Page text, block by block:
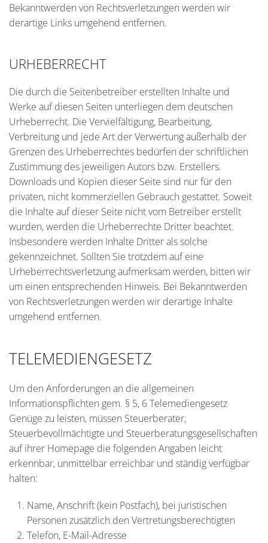
Bekanntwerden von Rechtsverletzungen werden wir
derartige Links umgehend entfernen.
URHEBERRECHT
Die durch die Seitenbetreiber erstellten Inhalte und
Werke auf diesen Seiten unterliegen dem deutschen
Urheberrecht. Die Vervielfältigung, Bearbeitung,
Verbreitung und jede Art der Verwertung außerhalb der
Grenzen des Urheberrechtes bedürfen der schriftlichen
Zustimmung des jeweiligen Autors bzw. Erstellers.
Downloads und Kopien dieser Seite sind nur für den
privaten, nicht kommerziellen Gebrauch gestattet. Soweit
die Inhalte auf dieser Seite nicht vom Betreiber erstellt
wurden, werden die Urheberrechte Dritter beachtet.
Insbesondere werden Inhalte Dritter als solche
gekennzeichnet. Sollten Sie trotzdem auf eine
Urheberrechtsverletzung aufmerksam werden, bitten wir
um einen entsprechenden Hinweis. Bei Bekanntwerden
von Rechtsverletzungen werden wir derartige Inhalte
umgehend entfernen.
TELEMEDIENGESETZ
Um den Anforderungen an die allgemeinen
Informationspflichten gem. § 5, 6 Telemediengesetz
Genüge zu leisten, müssen Steuerberater,
Steuerbevollmächtigte und Steuerberatungsgesellschaften
auf ihrer Homepage die folgenden Angaben leicht
erkennbar, unmittelbar erreichbar und ständig verfügbar
halten:
Name, Anschrift (kein Postfach), bei juristischen
Personen zusätzlich den Vertretungsberechtigten
Telefon, E-Mail-Adresse